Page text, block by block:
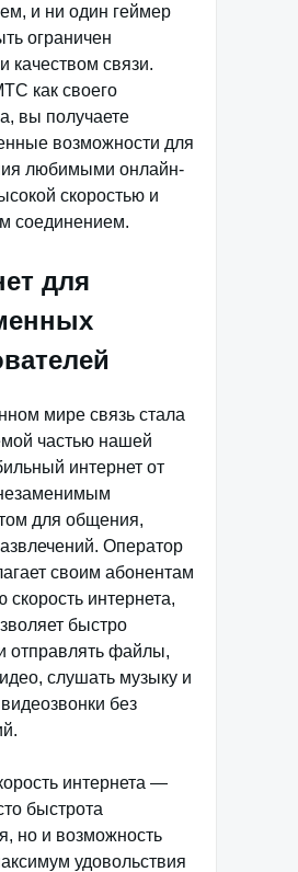
и ни один геймер
ограничен
качеством связи.
как своего
вы получаете
возможности для
любимыми онлайн-
скоростью и
соединением.
для
мире связь стала
частью нашей
интернет от
для общения,
Оператор
своим абонентам
скорость интернета,
быстро
отправлять файлы,
слушать музыку и
без
интернета —
быстрота
но и возможность
удовольствия